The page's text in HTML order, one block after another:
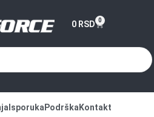
0 RSD 0
Isporuka Podrška Kontakt